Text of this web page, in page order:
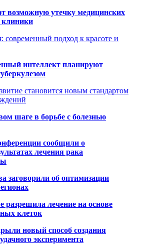
возможную утечку медицинских
клиники
современный подход к красоте и
интеллект планируют
становится новым стандартом
шаге в борьбе с болезнью
сообщили о
лечения рака
заговорили об оптимизации
разрешила лечение на основе
клеток
новый способ создания
эксперимента